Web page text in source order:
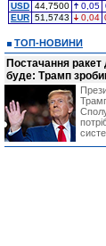
USD 44,7500 0,05
EUR 51,5743 0,04
ТОП-НОВИНИ
Постачання ракет
буде: Трамп